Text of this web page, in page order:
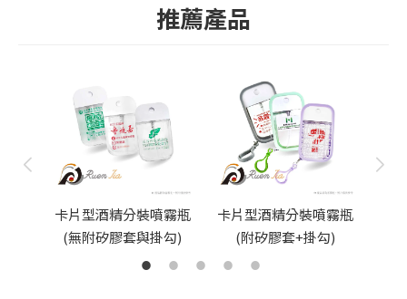
推薦產品
卡片型酒精分裝噴霧瓶
(無附矽膠套與掛勾)
卡片型酒精分裝噴霧瓶
(附矽膠套+掛勾)